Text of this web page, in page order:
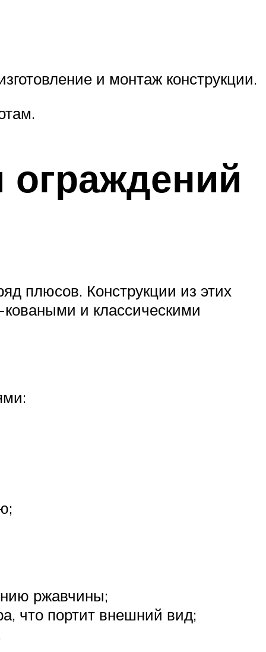
и монтаж конструкции.
ограждений
плюсов. Конструкции из этих
и классическими
ржавчины;
что портит внешний вид;